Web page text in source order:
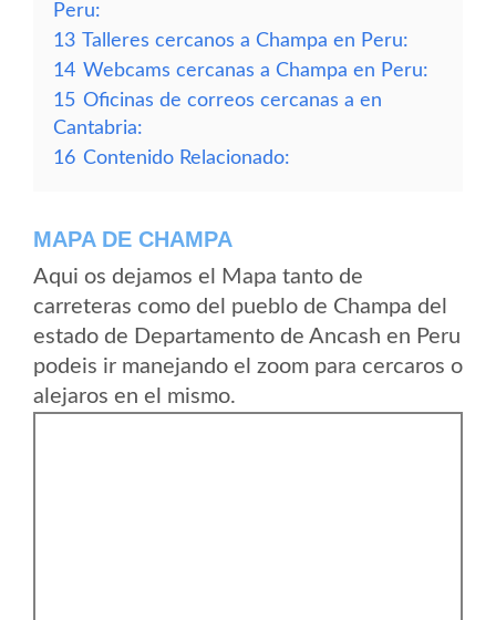
Peru:
13 Talleres cercanos a Champa en Peru:
14 Webcams cercanas a Champa en Peru:
15 Oficinas de correos cercanas a en
Cantabria:
16 Contenido Relacionado:
MAPA DE CHAMPA
Aqui os dejamos el Mapa tanto de
carreteras como del pueblo de Champa del
estado de Departamento de Ancash en Peru
podeis ir manejando el zoom para cercaros o
alejaros en el mismo.